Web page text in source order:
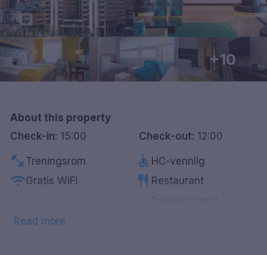
Hele Sverige
Stockholm
Göteborg
Hele Danmark
Done
+10
About this property
Check-in: 15:00 Check-out: 12:00
fitness_center Treningsrom accessible HC-vennlig
wifiGratis WiFi restaurant Restaurant
Read more